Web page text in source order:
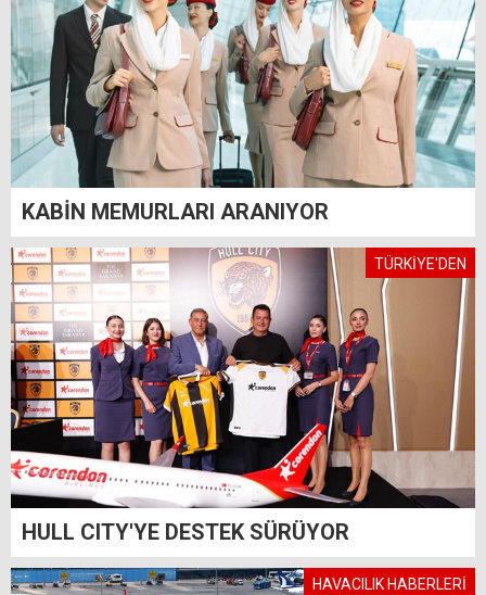
KABİN MEMURLARI ARANIYOR
TÜRKİYE'DEN
HULL CITY'YE DESTEK SÜRÜYOR
HAVACILIK HABERLERİ